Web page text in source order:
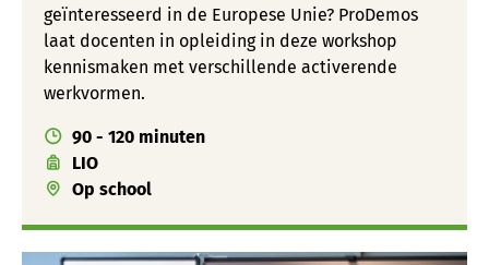
geïnteresseerd in de Europese Unie? ProDemos
laat docenten in opleiding in deze workshop
kennismaken met verschillende activerende
werkvormen.
90 - 120 minuten
LIO
Op school